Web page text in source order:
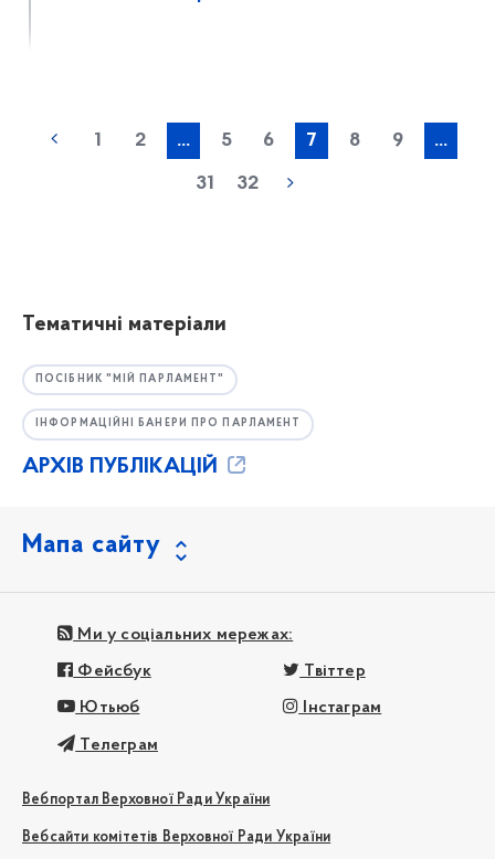
1 2 ... 5 6 7 8 9 ...
31 32
Тематичні матеріали
ПОСІБНИК "МІЙ ПАРЛАМЕНТ"
ІНФОРМАЦІЙНІ БАНЕРИ ПРО ПАРЛАМЕНТ
АРХІВ ПУБЛІКАЦІЙ
Мапа сайту
Ми у соціальних мережах:
Фейсбук Твіттер
Ютьюб Інстаграм
Телеграм
Вебпортал Верховної Ради України
Вебсайти комітетів Верховної Ради України